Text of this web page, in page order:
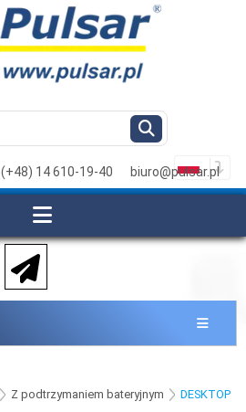
(+48) 14 610-19-40 biuro@pulsar.pl
Z podtrzymaniem bateryjnym DESKTOP